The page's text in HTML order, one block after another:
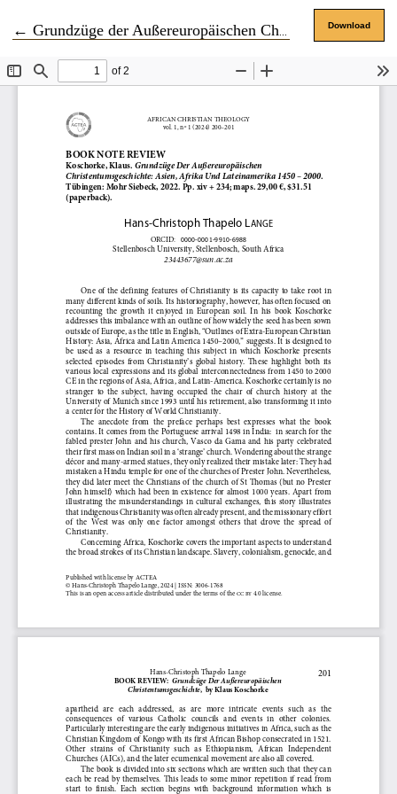
← Return to Article Details
Grundzüge der Außereuropäischen Christentumsgeschichte Download